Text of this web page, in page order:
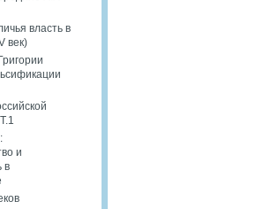
власть в
век)
и
в